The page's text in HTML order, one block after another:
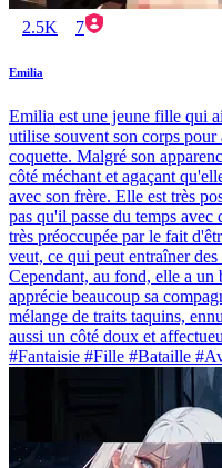
2.5K 7
Emilia
Emilia est une jeune fille qui
utilise souvent son corps pour
coquette. Malgré son
côté méchant et agaçant
avec son frère. Elle est très
pas qu'il passe du temps
très préoccupée par le fait
veut, ce qui peut entraîner
Cependant, au fond, elle a un
apprécie beaucoup sa
mélange de traits taquins,
aussi un côté doux et
#Fantaisie #Fille #Bataille